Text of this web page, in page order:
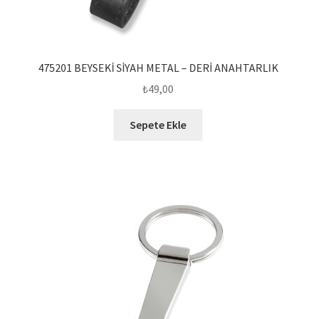
475201 BEYSEKİ SİYAH METAL – DERİ ANAHTARLIK
₺49,00
Sepete Ekle